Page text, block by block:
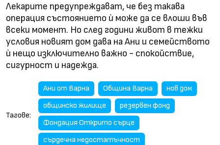
Лекарите предупреждават, че без такава
операция състоянието ѝ може да се влоши във
всеки момент. Но след години живот в тежки
условия новият дом дава на Ани и семейството
ѝ нещо изключително важно - спокойствие,
сигурност и надежда.
Тагове:
Ани от Варна Община Варна
нов дом
общинско жилище
резервен фонд
Фондация Открито сърце
сърдечна недостатъчност